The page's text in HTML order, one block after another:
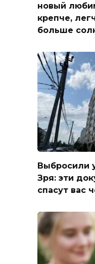
новый
крепче,
больше
Выбросили
Зря: эти
спасут вас